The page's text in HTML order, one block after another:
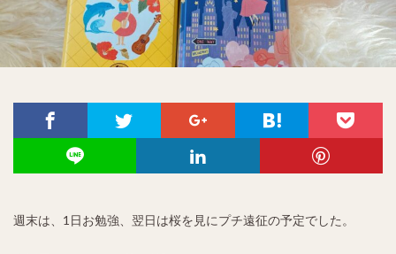
週末は、1日お勉強、翌日は桜を見にプチ遠征の予定でした。